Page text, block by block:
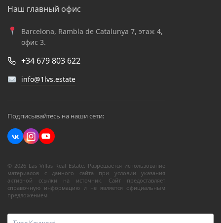
Наш главный офис
Barcelona, Rambla de Catalunya 7, этаж 4,
офис 3.
+34 679 803 622
info@1lvs.estate
Подписывайтесь на наши сети:
© 2026 Las Villas Real Estate. Разрешается использование
материалов с данного сайта при условии указания
активной ссылки на источник. Сайт предоставляет
справочную информацию и не является официальным
предложением.